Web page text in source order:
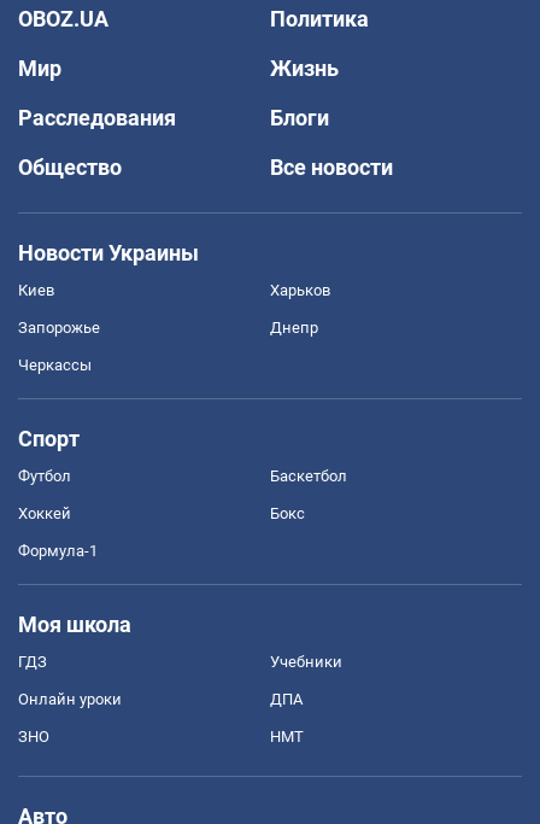
OBOZ.UA
Политика
Мир
Жизнь
Расследования
Блоги
Общество
Все новости
Новости Украины
Киев Харьков
Запорожье Днепр
Черкассы
Спорт
Футбол Баскетбол
Хоккей Бокс
Формула-1
Моя школа
ГДЗ Учебники
Онлайн уроки ДПА
ЗНО НМТ
Авто